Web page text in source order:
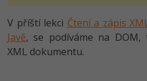
V příští lekci Čtení a zápis
Javě, se podíváme na
XML dokumentu.